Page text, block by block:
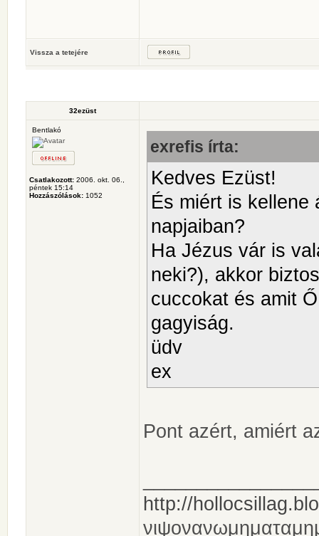
Vissza a tetejére
32ezüst
Bentlakó
Csatlakozott: 2006. okt. 06.,
péntek 15:14
Hozzászólások: 1052
exrefis írta:
Kedves Ezüst!
És miért is kellene
napjaiban?
Ha Jézus vár is
neki?), akkor
cuccokat és amit
gagyiság.
üdv
ex
Pont azért, amiért
http://